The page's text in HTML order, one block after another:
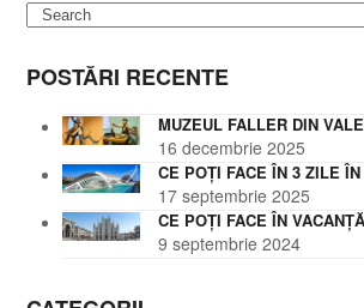
Search
POSTĂRI RECENTE
MUZEUL FALLER DIN
16 decembrie 2025
CE POȚI FACE ÎN 3 ZILE
17 septembrie 2025
CE POȚI FACE ÎN
9 septembrie 2024